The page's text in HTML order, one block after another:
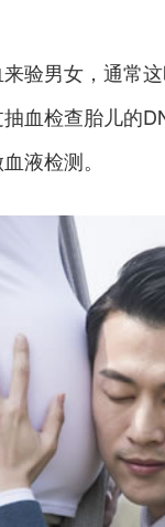
男女，通常这
血检查胎儿的
液检测。